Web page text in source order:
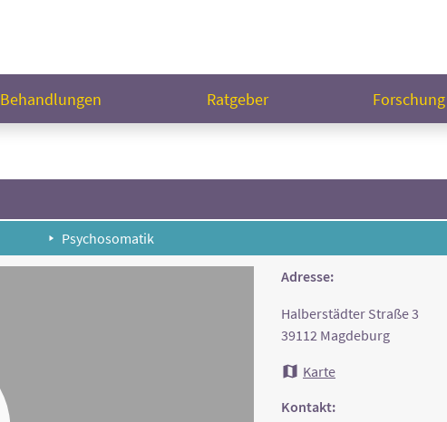
Behandlungen Ratgeber Forschung
Psychosomatik
Adresse:
Halberstädter Straße 3
39112 Magdeburg
Karte
Kontakt: